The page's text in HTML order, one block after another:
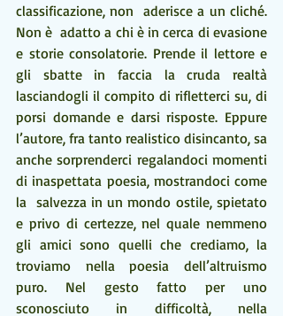
classificazione, non  aderisce a un cliché.
Non è  adatto a chi è in cerca di evasione
e storie consolatorie. Prende il lettore e
gli sbatte in faccia la cruda realtà
lasciandogli il compito di rifletterci su, di
porsi domande e darsi risposte. Eppure
l’autore, fra tanto realistico disincanto, sa
anche sorprenderci regalandoci momenti
di inaspettata poesia, mostrandoci come
la  salvezza in un mondo ostile, spietato
e privo di certezze, nel quale nemmeno
gli amici sono quelli che crediamo, la
troviamo nella poesia dell’altruismo
puro. Nel gesto fatto per uno
sconosciuto in difficoltà, nella